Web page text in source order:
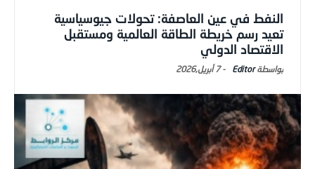
النفط في عين العاصفة: تحولات جيوسياسية
تعيد رسم خريطة الطاقة العالمية ومستقبل
الاقتصاد الدولي
Editor
-7 أبريل,2026